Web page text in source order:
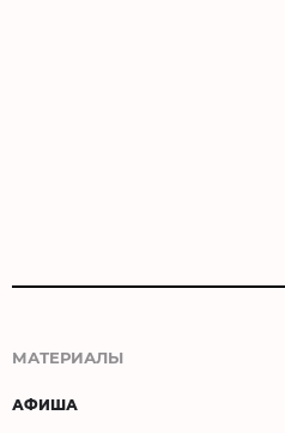
МАТЕРИАЛЫ
АФИША